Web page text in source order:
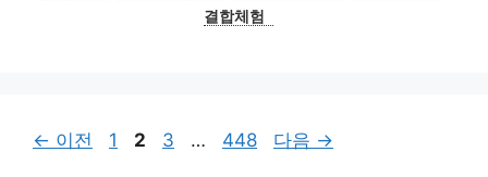
결합체험
← 이전
페
1
페
2
페
3 …
페
448 다음 →